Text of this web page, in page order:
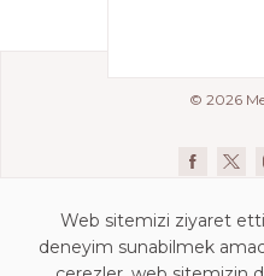
© 2026
Web sitemizi ziyaret
deneyim sunabilmek